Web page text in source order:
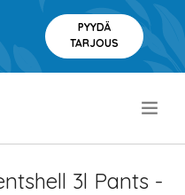
PYYDÄ
TARJOUS
3l Pants -